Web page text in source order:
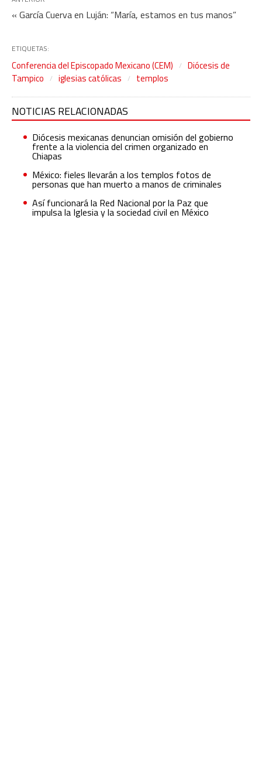
« García Cuerva en Luján: “María, estamos en tus manos”
ETIQUETAS:
Conferencia del Episcopado Mexicano (CEM)
Diócesis de
Tampico
iglesias católicas templos
NOTICIAS RELACIONADAS
Diócesis mexicanas denuncian omisión del gobierno
frente a la violencia del crimen organizado en
Chiapas
México: fieles llevarán a los templos fotos de
personas que han muerto a manos de criminales
Así funcionará la Red Nacional por la Paz que
impulsa la Iglesia y la sociedad civil en México